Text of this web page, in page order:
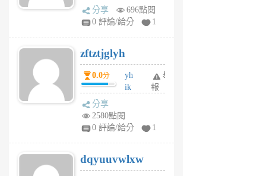
rh
pe
月
前
分享
696點閱
0 評論/給分
1
zftztjglyh
0.0分
yh
ik
tu
6
個
舉
報
分享
2580點閱
0 評論/給分
1
dqyuuvwlxw